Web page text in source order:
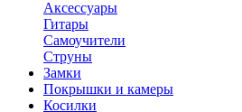
Аксессуары
Гитары
Самоучители
Струны
Замки
Покрышки и камеры
Косилки